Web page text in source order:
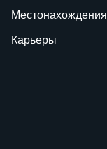
Местонахождения
Карьеры